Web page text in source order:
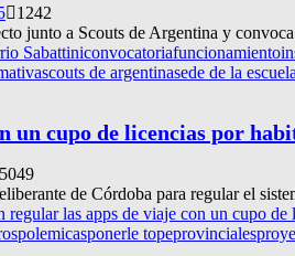
1242
junto a Scouts de Argentina y
Sabattiniconvocatoriafuncionamiento
scouts de argentinasede de la escuela
un cupo de licencias por
5049
de Córdoba para regular el
regular las apps de viaje con un cupo
polemicasponerle topeprovinciales